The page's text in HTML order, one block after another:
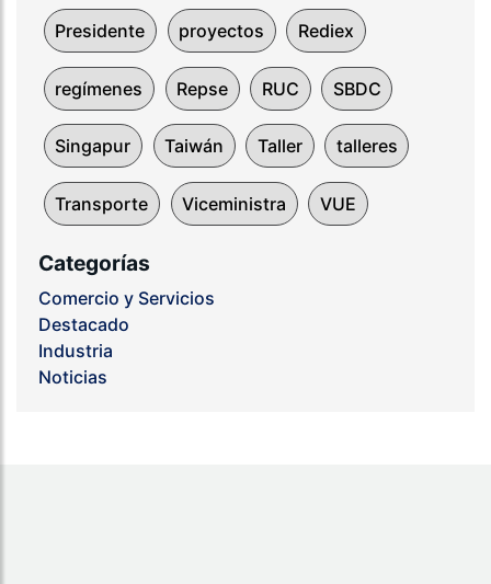
Presidente proyectos Rediex
regímenes Repse RUC SBDC
Singapur Taiwán Taller talleres
Transporte Viceministra VUE
Categorías
Comercio y Servicios
Destacado
Industria
Noticias